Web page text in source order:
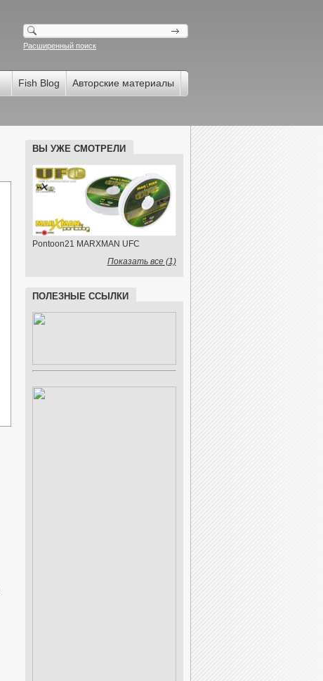
Расширенный поиск
Fish Blog Авторские материалы
ВЫ УЖЕ СМОТРЕЛИ
Pontoon21 MARXMAN UFC
Показать все (1)
ПОЛЕЗНЫЕ ССЫЛКИ